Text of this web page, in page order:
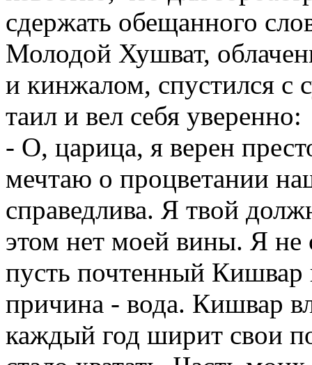
сдержать обещанного
Молодой Хушват,
и кинжалом, спустился с
таил и вел себя уверенно:
- О, царица, я верен
мечтаю о процветании
справедлива. Я твой
этом нет моей вины. Я не
пусть почтенный Кишвар
причина - вода. Кишвар
каждый год ширит свои